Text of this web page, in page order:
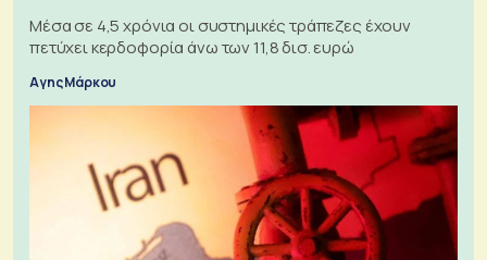
Μέσα σε 4,5 χρόνια οι συστημικές τράπεζες έχουν
πετύχει κερδοφορία άνω των 11,8 δισ. ευρώ
Αγης Μάρκου